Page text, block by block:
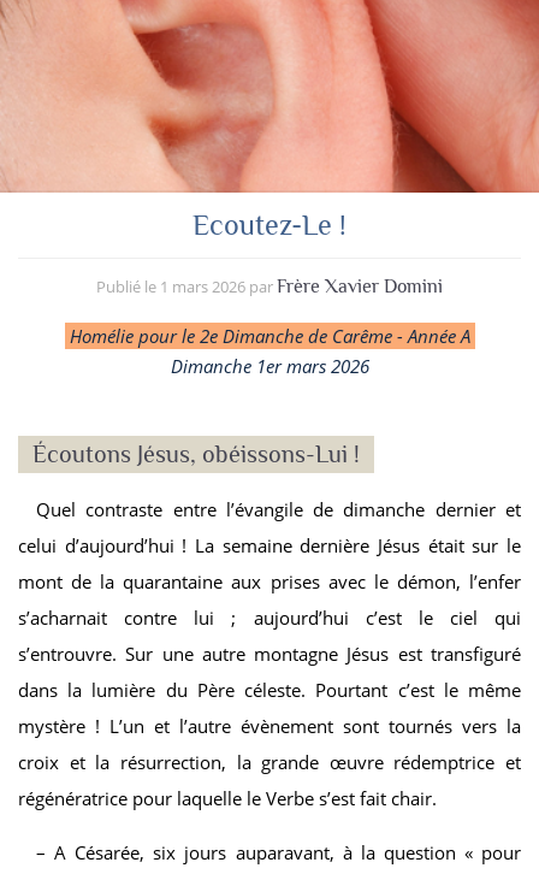
Ecoutez-Le !
Publié le 1 mars 2026 parFrère Xavier Domini
Homélie pour le 2e Dimanche de Carême - Année A
Dimanche 1ermars 2026
Écoutons Jésus, obéissons-Lui !
Quel contraste entre l’évangile de dimanche dernier et
celui d’aujourd’hui ! La semaine dernière Jésus était sur le
mont de la quarantaine aux prises avec le démon, l’enfer
s’acharnait contre lui ; aujourd’hui c’est le ciel qui
s’entrouvre. Sur une autre montagne Jésus est transfiguré
dans la lumière du Père céleste. Pourtant c’est le même
mystère ! L’un et l’autre évènement sont tournés vers la
croix et la résurrection, la grande œuvre rédemptrice et
régénératrice pour laquelle le Verbe s’est fait chair.
– A Césarée, six jours auparavant, à la question « pour